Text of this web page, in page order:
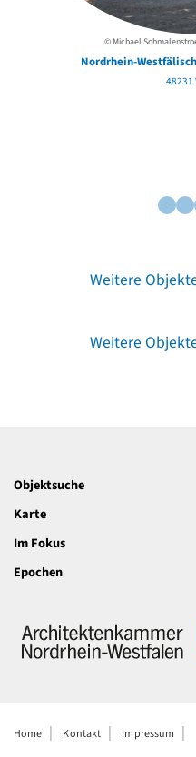
© Michael
Nordrhein-
48231
Weitere
Weitere
Objektsuche
Karte
Im Fokus
Epochen
Home Kontakt Impressum